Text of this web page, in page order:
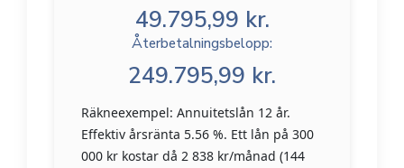
49.795,99 kr.
Återbetalningsbelopp:
249.795,99 kr.
Räkneexempel: Annuitetslån 12 år.
Effektiv årsränta 5.56 %. Ett lån på 300
000 kr kostar då 2 838 kr/månad (144